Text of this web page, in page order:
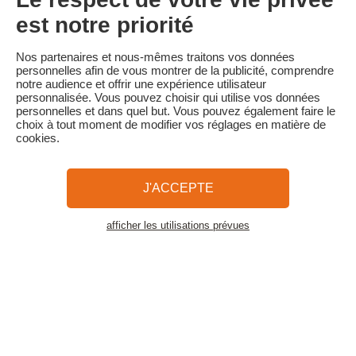
• Annulation moins de 30 jours avant la date de début du séjour :
100 % du prix du séjour
Familytrip vous conseille de souscrire l'assurance annulation de
son partenaire Mutuaide-Groupama. Souscrivez au moment de la
réservation ou dans les 24h suivant votre réservation par
téléphone.
CGV et Charte de Confidentialité
La Presse parle de nous
Plan du site
est notre priorité
Nos partenaires et nous-mêmes traitons vos données
personnelles afin de vous montrer de la publicité, comprendre
notre audience et offrir une expérience utilisateur
personnalisée. Vous pouvez choisir qui utilise vos données
personnelles et dans quel but. Vous pouvez également faire le
choix à tout moment de modifier vos réglages en matière de
cookies.
J'ACCEPTE
afficher les utilisations prévues